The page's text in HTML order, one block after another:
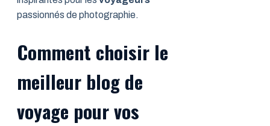
passionnés de photographie.
Comment choisir le
meilleur blog de
voyage pour vos